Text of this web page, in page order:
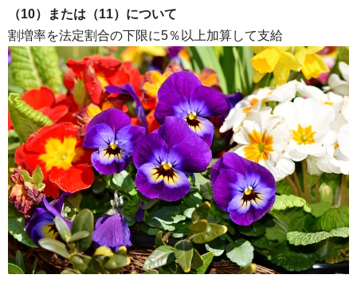
（10）または（11）について
割増率を法定割合の下限に5％以上加算して支給